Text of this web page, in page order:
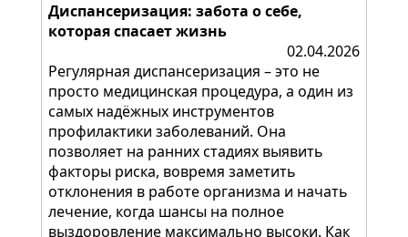
Диспансеризация: забота о себе,
которая спасает жизнь
02.04.2026
Регулярная диспансеризация – это не
просто медицинская процедура, а один из
самых надёжных инструментов
профилактики заболеваний. Она
позволяет на ранних стадиях выявить
факторы риска, вовремя заметить
отклонения в работе организма и начать
лечение, когда шансы на полное
выздоровление максимально высоки. Как